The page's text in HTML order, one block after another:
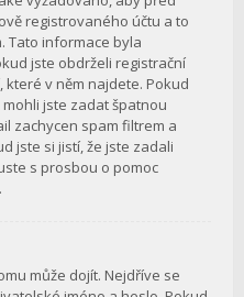
registrovaného účtu a to
Tato informace byla
jste obdrželi registrační
v něm najdete. Pokud
jste zadat špatnou
zachycen spam filtrem a
jste si jistí, že jste zadali
s prosbou o pomoc
může dojít. Nejdříve se